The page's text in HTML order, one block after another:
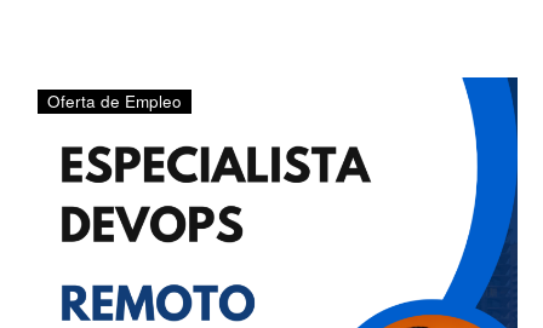
Oferta de Empleo